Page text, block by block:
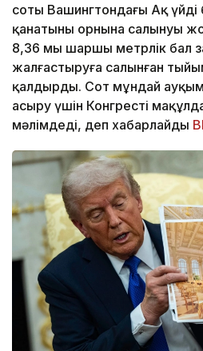
соты Вашингтондағы Ақ
қанатының орнына салынуы
8,36 мың шаршы метрлік бал
жалғастыруға салынған
қалдырды. Сот мұндай
асыру үшін Конгрестің
мәлімдеді, деп хабарлайды